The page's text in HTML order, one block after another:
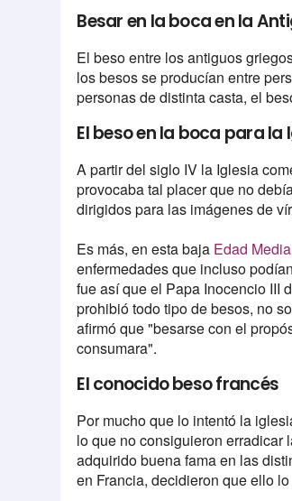
Besar en la boca en la
El beso entre los antiguos
los besos se producían entre
personas de distinta casta, el
El beso en la boca para
A partir del siglo IV la Iglesia
provocaba tal placer que no
dirigidos para las imágenes de
Es más, en esta baja Edad Media
enfermedades que incluso
fue así que el Papa Inocencio III
prohibió todo tipo de besos, no
afirmó que "besarse con el
consumara".
El conocido beso francés
Por mucho que lo intentó la
lo que no consiguieron erradicar
adquirido buena fama en las
en Francia, decidieron que ello